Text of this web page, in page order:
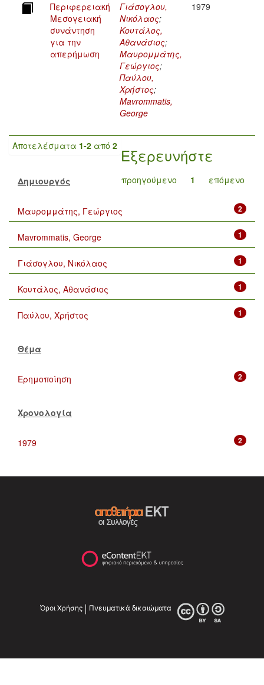
Περιφερειακή
Μεσογειακή
συνάντηση
για την
απερήμωση
Γιάσογλου,
Νικόλαος;
Κουτάλος,
Αθανάσιος;
Μαυρομμάτης,
Γεώργιος;
Παύλου,
Χρήστος;
Mavrommatis,
George
1979
Αποτελέσματα 1-2 από 2
προηγούμενο 1 επόμενο
Εξερευνήστε
Δημιουργός
2
Μαυρομμάτης, Γεώργιος
1
Mavrommatis, George
1
Γιάσογλου, Νικόλαος
1
Κουτάλος, Αθανάσιος
1
Παύλου, Χρήστος
Θέμα
2
Ερημοποίηση
Χρονολογία
2
1979